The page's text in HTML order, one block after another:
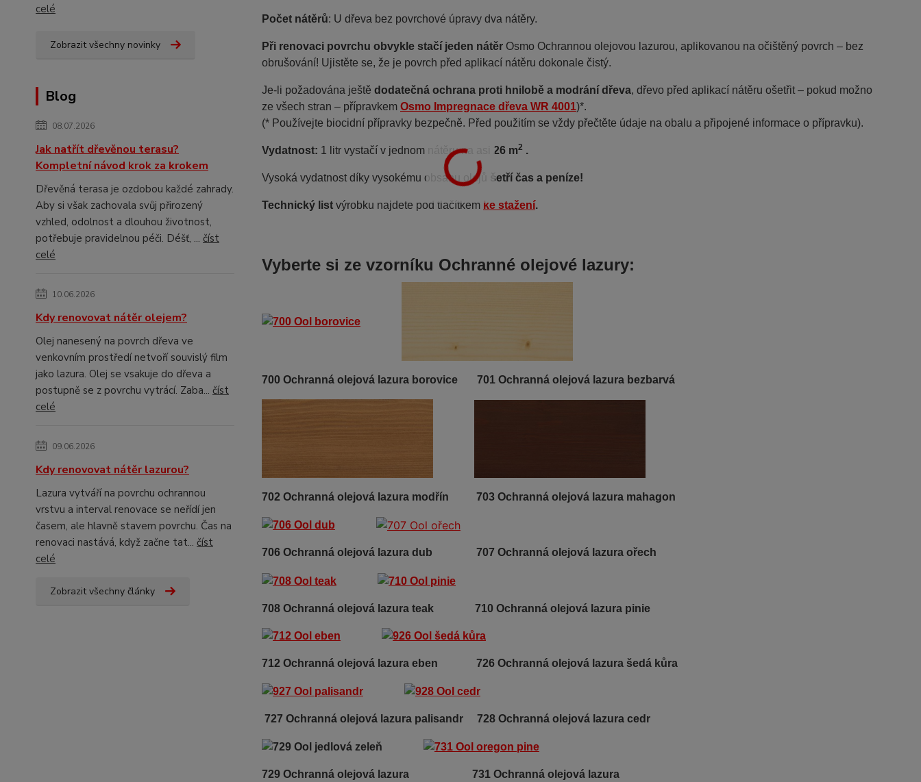
celé
Zobrazit všechny novinky
Blog
08.07.2026
Jak natřít dřevěnou terasu?
Kompletní návod krok za krokem
Dřevěná terasa je ozdobou každé zahrady.
Aby si však zachovala svůj přirozený
vzhled, odolnost a dlouhou životnost,
potřebuje pravidelnou péči. Déšť, ... číst
celé
10.06.2026
Kdy renovovat nátěr olejem?
Olej nanesený na povrch dřeva ve
venkovním prostředí netvoří souvislý film
jako lazura. Olej se vsakuje do dřeva a
postupně se z povrchu vytrácí. Zaba... číst
celé
09.06.2026
Kdy renovovat nátěr lazurou?
Lazura vytváří na povrchu ochrannou
vrstvu a interval renovace se neřídí jen
časem, ale hlavně stavem povrchu. Čas na
renovaci nastává, když začne tat... číst
celé
Zobrazit všechny články
Počet nátěrů: U dřeva bez povrchové úpravy dva nátěry.
Při renovaci povrchu obvykle stačí jeden nátěrOsmo Ochrannou olejovou lazurou, aplikovanou na očištěný povrch – bez
obrušování! Ujistěte se, že je povrch před aplikací nátěru dokonale čistý.
Je-li požadována ještě dodatečná ochrana proti hnilobě a modrání dřeva, dřevo před aplikací nátěru ošetřit – pokud možno
ze všech stran – přípravkem Osmo Impregnace dřeva WR 4001)*.
(* Používejte biocidní přípravky bezpečně. Před použitím se vždy přečtěte údaje na obalu a připojené informace o přípravku).
Vydatnost: 1 litr vystačí v jednom nátěru na asi 26 m2 .
Vysoká vydatnost díky vysokému obsahu olejů šetří čas a peníze!
Technický list výrobku najdete pod tlačítkem ke stažení.
Vyberte si ze vzorníku Ochranné olejové lazury:
700 Ochranná olejová lazura borovice 701 Ochranná olejová lazura bezbarvá
702 Ochranná olejová lazura modřín 703 Ochranná olejová lazura mahagon
706 Ochranná olejová lazura dub 707 Ochranná olejová lazura ořech
708 Ochranná olejová lazura teak 710 Ochranná olejová lazura pinie
712 Ochranná olejová lazura eben 726 Ochranná olejová lazura šedá kůra
727 Ochranná olejová lazura palisandr 728 Ochranná olejová lazura cedr
729 Ochranná olejová lazura 731 Ochranná olejová lazura